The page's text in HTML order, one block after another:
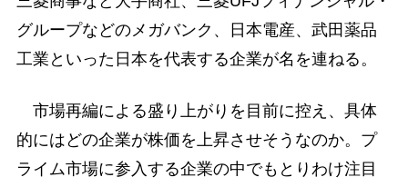
グループなどのメガバンク、日本電産、武田薬品
工業といった日本を代表する企業が名を連ねる。
市場再編による盛り上がりを目前に控え、具体
的にはどの企業が株価を上昇させそうなのか。プ
ライム市場に参入する企業の中でもとりわけ注目